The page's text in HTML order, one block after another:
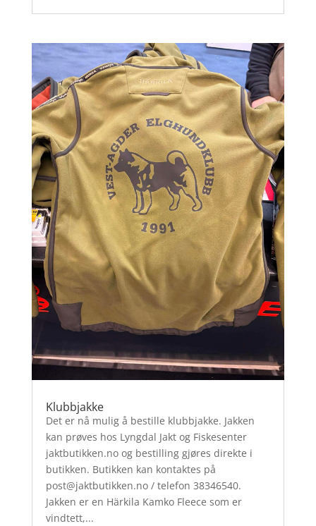
Klubbjakke
Det er nå mulig å bestille klubbjakke. Jakken
kan prøves hos Lyngdal Jakt og Fiskesenter
jaktbutikken.no og bestilling gjøres direkte i
butikken. Butikken kan kontaktes på
post@jaktbutikken.no / telefon 38346540.
Jakken er en Härkila Kamko Fleece som er
vindtett,...